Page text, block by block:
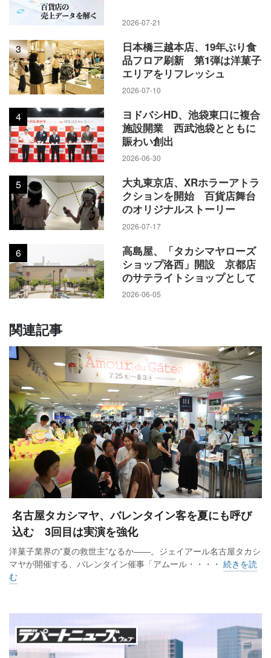
2026-07-21
3
日本橋三越本店、19年ぶり食
品フロア刷新 第1弾は洋菓子
エリアをリフレッシュ
2026-07-10
4
ヨドバシHD、池袋東口に複合
施設開業 西武池袋とともに
賑わい創出
2026-06-30
5
大丸東京店、XRホラーアトラ
クションを開始 百貨店舞台
のオリジナルストーリー
2026-07-17
6
高島屋、「タカシマヤローズ
ショップ洛西」開設 京都店
のサテライトショップとして
2026-06-05
関連記事
名古屋タカシマヤ、バレンタイン客を夏にも呼び
込む 3回目は実演を強化
洋菓子業界の‟夏の救世主”なるか――。ジェイアール名古屋タカシ
マヤが開催する、バレンタイン催事「アムール・・・・ 続きを読
む